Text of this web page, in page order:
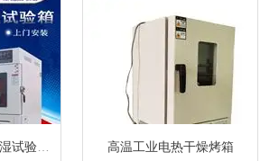
高温工业电热干燥烤箱